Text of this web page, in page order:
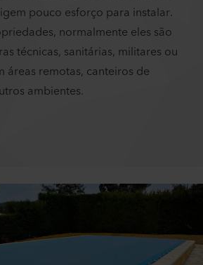
pouco esforço para instalar.
normalmente eles são
técnicas, sanitárias, militares ou
áreas remotas, canteiros de
ambientes.